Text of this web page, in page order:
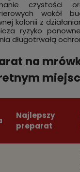
czystości
wokół
kolonii z
ryzyko
długotrwałą
na
Najlepszy
preparat